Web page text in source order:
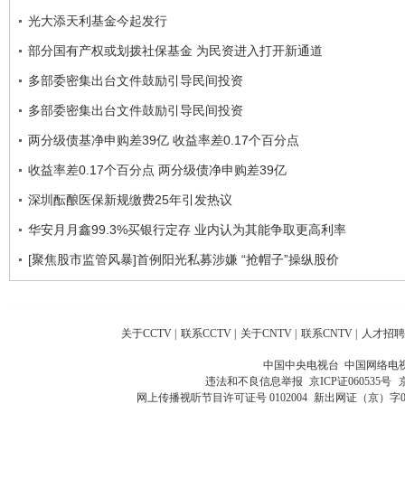
光大添天利基金今起发行
部分国有产权或划拨社保基金 为民资进入打开新通道
多部委密集出台文件鼓励引导民间投资
多部委密集出台文件鼓励引导民间投资
两分级债基净申购差39亿 收益率差0.17个百分点
收益率差0.17个百分点 两分级债净申购差39亿
深圳酝酿医保新规缴费25年引发热议
华安月月鑫99.3%买银行定存 业内认为其能争取更高利率
[聚焦股市监管风暴]首例阳光私募涉嫌 “抢帽子”操纵股价
关于CCTV | 联系CCTV | 关于CNTV | 联系CNTV | 人才招聘
中国中央电视台 中国网络电
违法和不良信息举报 京ICP证060535号
网上传播视听节目许可证号 0102004 新出网证（京）